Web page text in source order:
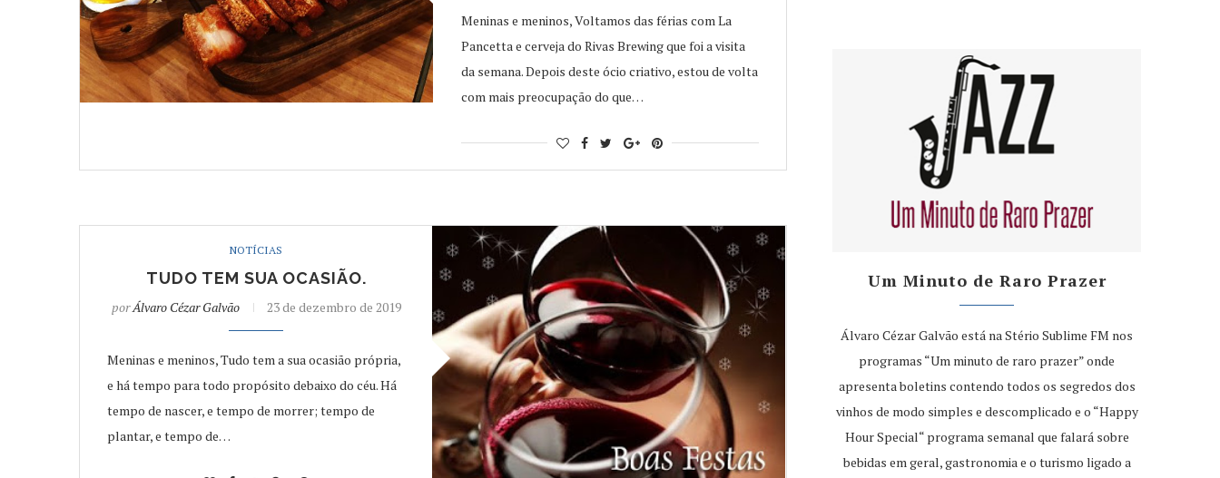
Meninas e meninos, Voltamos das férias com La
Pancetta e cerveja do Rivas Brewing que foi a visita
da semana. Depois deste ócio criativo, estou de volta
com mais preocupação do que…
NOTÍCIAS
TUDO TEM SUA OCASIÃO.
porÁlvaro Cézar Galvão 23 de dezembro de 2019
Meninas e meninos, Tudo tem a sua ocasião própria,
e há tempo para todo propósito debaixo do céu. Há
tempo de nascer, e tempo de morrer; tempo de
plantar, e tempo de…
Um Minuto de Raro Prazer
Álvaro Cézar Galvão está na Stério Sublime FM nos
programas “Um minuto de raro prazer” onde
apresenta boletins contendo todos os segredos dos
vinhos de modo simples e descomplicado e o “Happy
Hour Special“ programa semanal que falará sobre
bebidas em geral, gastronomia e o turismo ligado a